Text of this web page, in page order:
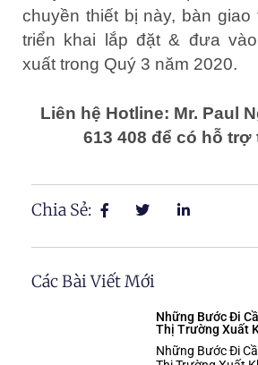
chuyền thiết bị này, bàn giao
triển khai lắp đặt & đưa
xuất trong Quý 3 năm 2020.
Liên hệ Hotline: Mr. Paul
613 408 để có hỗ trợ
Chia Sẻ:
Các Bài Viết Mới
Những Bước Đi
Thị Trường Xuất
Những Bước Đi